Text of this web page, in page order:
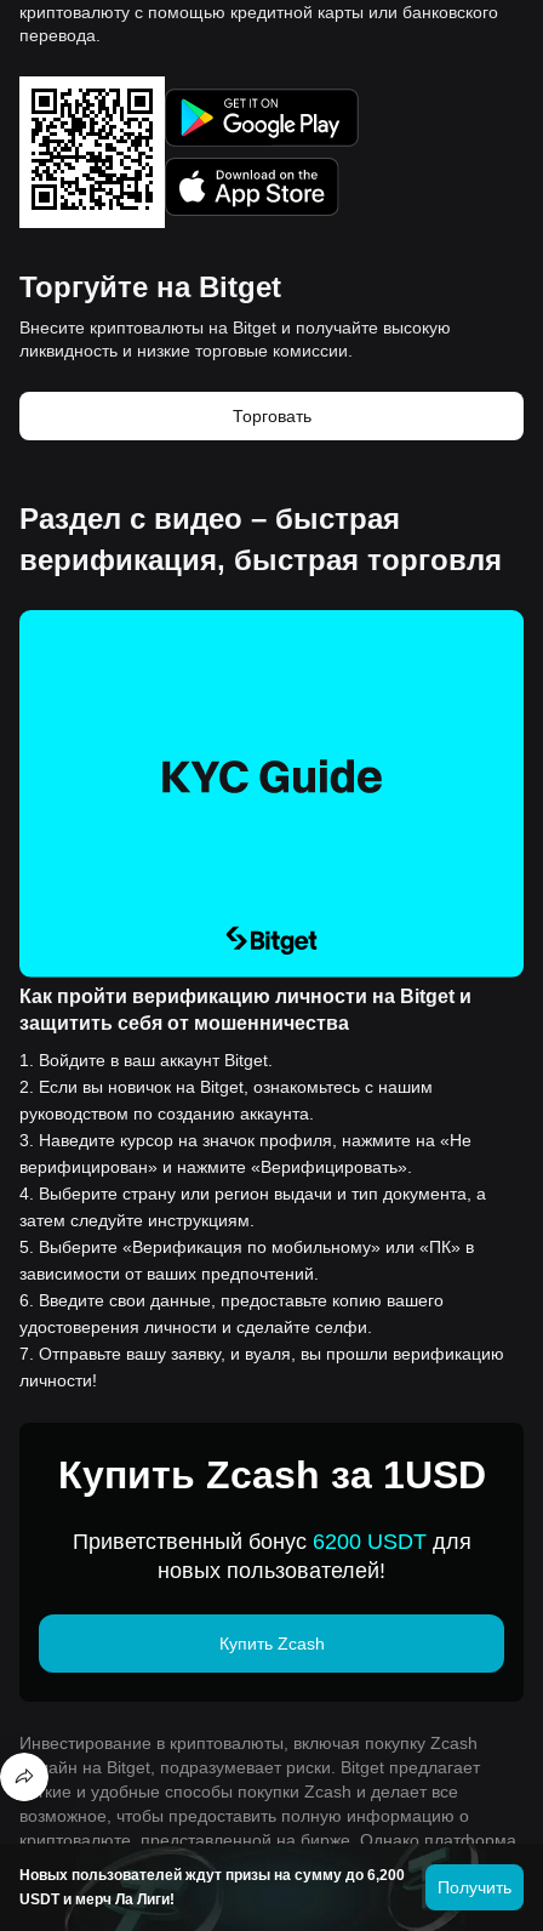
криптовалюту с помощью кредитной карты или банковского
перевода.
Торгуйте на Bitget
Внесите криптовалюты на Bitget и получайте высокую
ликвидность и низкие торговые комиссии.
Торговать
Раздел с видео – быстрая
верификация, быстрая торговля
Как пройти верификацию личности на Bitget и
защитить себя от мошенничества
1
Войдите в ваш аккаунт Bitget.
2
Если вы новичок на Bitget, ознакомьтесь с нашим
руководством по созданию аккаунта.
3
Наведите курсор на значок профиля, нажмите на «Не
верифицирован» и нажмите «Верифицировать».
4 Выберите страну или регион выдачи и тип документа, а
затем следуйте инструкциям.
5 Выберите «Верификация по мобильному» или «ПК» в
зависимости от ваших предпочтений.
6
Введите свои данные, предоставьте копию вашего
удостоверения личности и сделайте селфи.
7 Отправьте вашу заявку, и вуаля, вы прошли верификацию
личности!
Купить Zcash за 1USD
Приветственный бонус 6200 USDTдля
новых пользователей!
Купить Zcash
Инвестирование в криптовалюты, включая покупку Zcash
онлайн на Bitget, подразумевает риски. Bitget предлагает
легкие и удобные способы покупки Zcash и делает все
возможное, чтобы предоставить полную информацию о
криптовалюте, представленной на бирже. Однако платформа
не несет ответственность за последствия вашей покупки
Zcash. Вся представленная информация не является
рекомендацией покупки.
Новых пользователей ждут призы на сумму до 6,200
USDT и мерч Ла Лиги!
Получить